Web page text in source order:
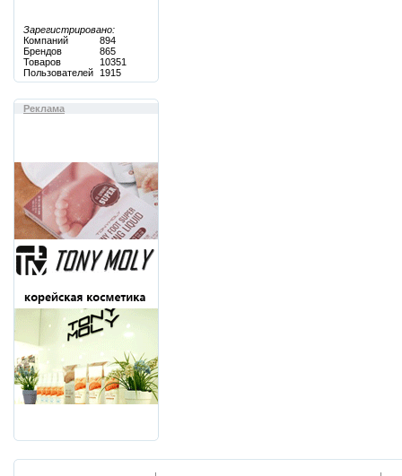
Зарегистрировано:
Компаний
894
Брендов
865
Товаров
10351
Пользователей
1915
Реклама